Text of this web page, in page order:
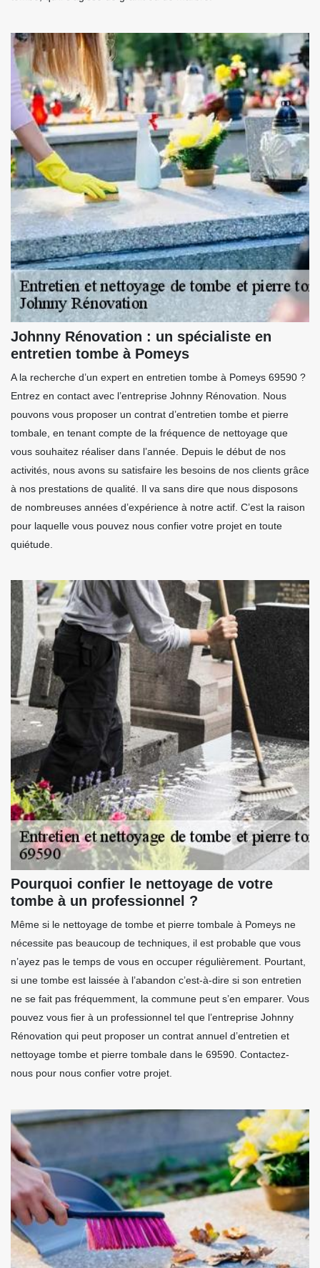
Johnny Rénovation : un spécialiste en
entretien tombe à Pomeys
A la recherche d’un expert en entretien tombe à Pomeys 69590 ?
Entrez en contact avec l’entreprise Johnny Rénovation. Nous
pouvons vous proposer un contrat d’entretien tombe et pierre
tombale, en tenant compte de la fréquence de nettoyage que
vous souhaitez réaliser dans l’année. Depuis le début de nos
activités, nous avons su satisfaire les besoins de nos clients grâce
à nos prestations de qualité. Il va sans dire que nous disposons
de nombreuses années d’expérience à notre actif. C’est la raison
pour laquelle vous pouvez nous confier votre projet en toute
quiétude.
Pourquoi confier le nettoyage de votre
tombe à un professionnel ?
Même si le nettoyage de tombe et pierre tombale à Pomeys ne
nécessite pas beaucoup de techniques, il est probable que vous
n’ayez pas le temps de vous en occuper régulièrement. Pourtant,
si une tombe est laissée à l’abandon c’est-à-dire si son entretien
ne se fait pas fréquemment, la commune peut s’en emparer. Vous
pouvez vous fier à un professionnel tel que l’entreprise Johnny
Rénovation qui peut proposer un contrat annuel d’entretien et
nettoyage tombe et pierre tombale dans le 69590. Contactez-
nous pour nous confier votre projet.